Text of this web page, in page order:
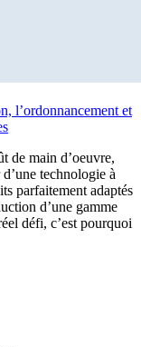
l’ordonnancement et
de main d’oeuvre,
technologie à
parfaitement adaptés
d’une gamme
défi, c’est pourquoi